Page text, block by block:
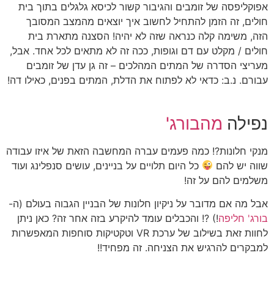
אפוקליפסה של זומבים והגיבור קשור לכיסא גלגלים בתוך בית
חולים, זה הזמן להתחיל לחשוב איך יוצאים מהמצב המסובך
הזה, משימה קלה כנראה שזה לא יהיה! הסצנה מתארת בית
חולים / מקלט עם דם וגופות, ככה זה לא מתאים לכל אחד. אבל,
מעריצי הסדרה של המתים המהלכים – זה גן עדן של זומבים
עבורם. נ.ב: כדאי לא לפתוח את הדלת, המתים בפנים, כאילו דה!
נפילה מהבורג'
מנקי חלונות?! כמה פעמים עברה המחשבה הזאת של איזו עבודה
שווה יש להם
כל היום תלויים על בניינים, עושים סנפלינג ועוד
משלמים להם על זה!
אבל מה אם מדובר על ניקיון חלונות של הבניין הגבוה בעולם (ה-
בורג' חליפה!) ?! והכבלים עומד להיקרע בזה אחר זה? כאן ניתן
לחוות זאת בשילוב של ערכת VR וטקטיקות סוחפות המאפשרות
למבקרים להרגיש את הצניחה. זה מפחיד!!